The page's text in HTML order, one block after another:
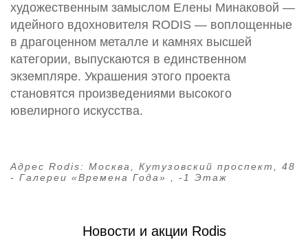
художественным замыслом Елены Минаковой —
идейного вдохновителя RODIS — воплощенные
в драгоценном металле и камнях высшей
категории, выпускаются в единственном
экземпляре. Украшения этого проекта
становятся произведениями высокого
ювелирного искусства.
Адрес Rodis: Москва, Кутузовский проспект, 48
- Галереи «Времена Года» , -1 Этаж
Новости и акции Rodis